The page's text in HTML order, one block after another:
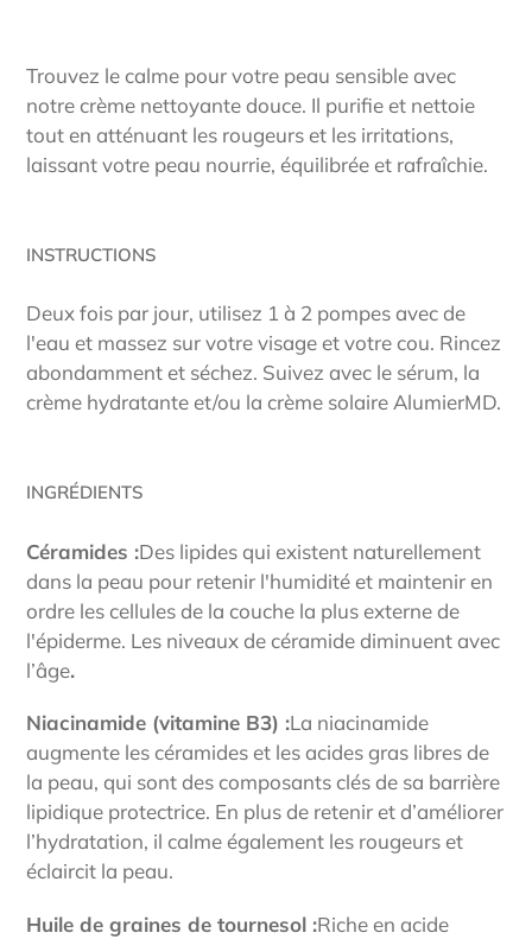
Trouvez le calme pour votre peau sensible avec
notre crème nettoyante douce. Il purifie et nettoie
tout en atténuant les rougeurs et les irritations,
laissant votre peau nourrie, équilibrée et rafraîchie.
INSTRUCTIONS
Deux fois par jour, utilisez 1 à 2 pompes avec de
l'eau et massez sur votre visage et votre cou. Rincez
abondamment et séchez. Suivez avec le sérum, la
crème hydratante et/ou la crème solaire AlumierMD.
INGRÉDIENTS
Céramides :Des lipides qui existent naturellement
dans la peau pour retenir l'humidité et maintenir en
ordre les cellules de la couche la plus externe de
l'épiderme. Les niveaux de céramide diminuent avec
l’âge.
Niacinamide (vitamine B3) :La niacinamide
augmente les céramides et les acides gras libres de
la peau, qui sont des composants clés de sa barrière
lipidique protectrice. En plus de retenir et d’améliorer
l’hydratation, il calme également les rougeurs et
éclaircit la peau.
Huile de graines de tournesol :Riche en acide